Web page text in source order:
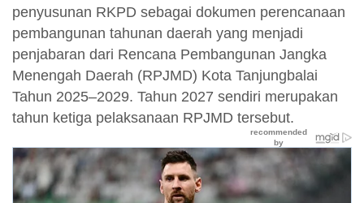
penyusunan RKPD sebagai dokumen perencanaan
pembangunan tahunan daerah yang menjadi
penjabaran dari Rencana Pembangunan Jangka
Menengah Daerah (RPJMD) Kota Tanjungbalai
Tahun 2025–2029. Tahun 2027 sendiri merupakan
tahun ketiga pelaksanaan RPJMD tersebut.